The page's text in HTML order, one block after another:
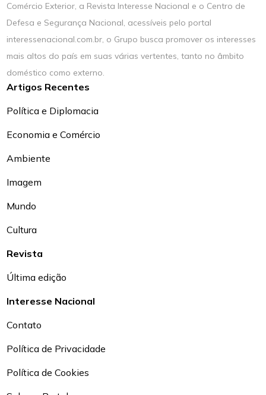
Comércio Exterior, a Revista Interesse Nacional e o Centro de
Defesa e Segurança Nacional, acessíveis pelo portal
interessenacional.com.br, o Grupo busca promover os interesses
mais altos do país em suas várias vertentes, tanto no âmbito
doméstico como externo.
Artigos Recentes
Política e Diplomacia
Economia e Comércio
Ambiente
Imagem
Mundo
Cultura
Revista
Última edição
Interesse Nacional
Contato
Política de Privacidade
Política de Cookies